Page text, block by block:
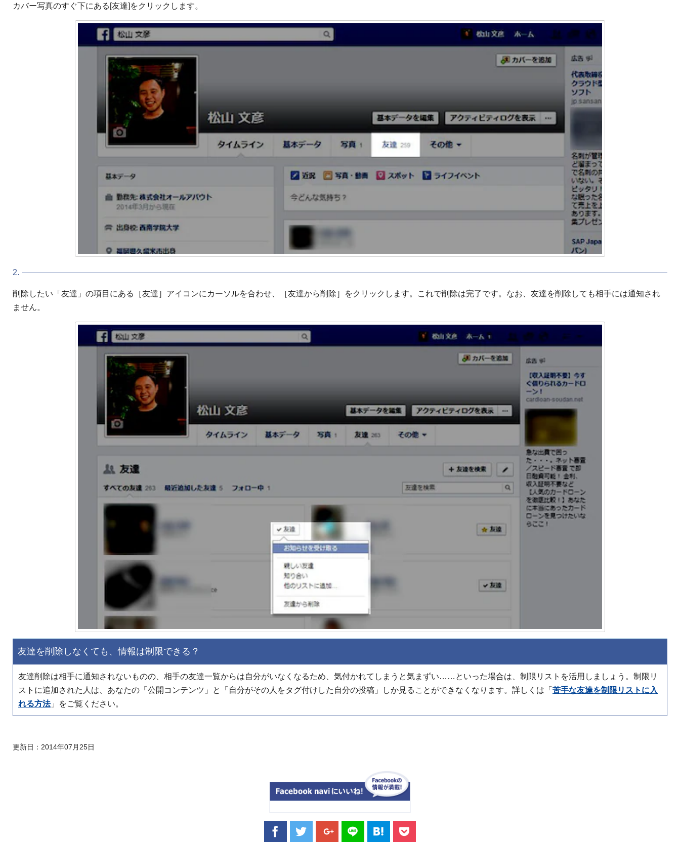
カバー写真のすぐ下にある[友達]をクリックします。
2.
削除したい「友達」の項目にある［友達］アイコンにカーソルを合わせ、［友達から削除］をクリックします。これで削除は完了です。なお、友達を削除しても相手には通知され
ません。
友達を削除しなくても、情報は制限できる？
友達削除は相手に通知されないものの、相手の友達一覧からは自分がいなくなるため、気付かれてしまうと気まずい……といった場合は、制限リストを活用しましょう。制限リ
ストに追加された人は、あなたの「公開コンテンツ」と「自分がその人をタグ付けした自分の投稿」しか見ることができなくなります。詳しくは「 苦手な友達を制限リストに入
れる方法」をご覧ください。
更新日： 2014年07月25日